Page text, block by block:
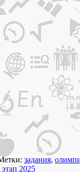
задания,
2025